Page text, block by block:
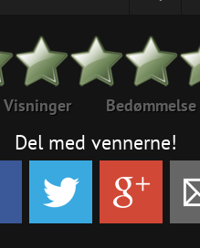
Visninger Bedømmelse
Del med vennerne!